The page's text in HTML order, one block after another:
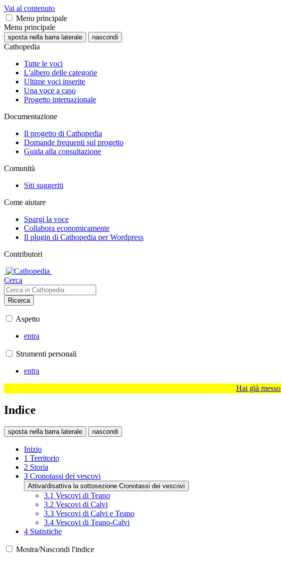
Vai al contenuto
Menu principale
Menu principale
sposta nella barra laterale nascondi
Cathopedia
Tutte le voci
L'albero delle categorie
Ultime voci inserite
Una voce a caso
Progetto internazionale
Documentazione
Il progetto di Cathopedia
Domande frequenti sul progetto
Guida alla consultazione
Comunità
Siti suggeriti
Come aiutare
Spargi la voce
Collabora economicamente
Il plugin di Cathopedia per Wordpress
Contributori
Cerca
Ricerca
Aspetto
entra
Strumenti personali
entra
Hai già messo
Indice
sposta nella barra laterale nascondi
Inizio
1 Territorio
2 Storia
3 Cronotassi dei vescovi
Attiva/disattiva la sottosezione Cronotassi dei vescovi
3.1 Vescovi di Teano
3.2 Vescovi di Calvi
3.3 Vescovi di Calvi e Teano
3.4 Vescovi di Teano-Calvi
4 Statistiche
Mostra/Nascondi l'indice